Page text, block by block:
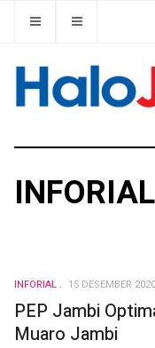
INFORIAL 15 DESEMBER 2020
PEP Jambi
Muaro Jambi